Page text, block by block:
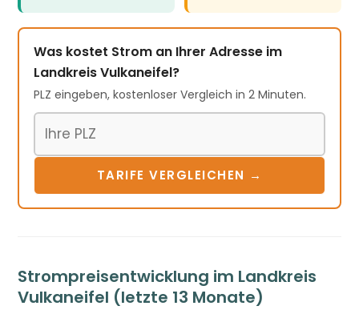
Was kostet Strom an Ihrer Adresse im
Landkreis Vulkaneifel?
PLZ eingeben, kostenloser Vergleich in 2 Minuten.
TARIFE VERGLEICHEN →
Strompreisentwicklung im Landkreis
Vulkaneifel (letzte 13 Monate)